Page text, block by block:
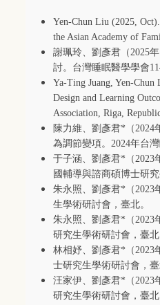
Yen-Chun Liu (2025,
the Asian Academy of
謝珮玲、劉彥君（2025年
討。台灣睡眠醫學學會
Ya-Ting Juang, Yen-
Design and Learning
Association, Riga,
陳力維、劉彥君* （2024
為調節變項。 2024年台
于子涵、劉彥君* （2023
國輔導與諮商碩博士研
朱永照、劉彥君* （2023
生學術研討會，臺北。
朱永照、劉彥君* （2023
研究生學術研討會，臺北
林相妤、劉彥君* （2023
士研究生學術研討會，臺
汪家伊、劉彥君* （2023
研究生學術研討會，臺北